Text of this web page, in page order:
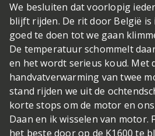
We besluiten dat voorlopig
blijft rijden. De rit door België
goed te doen tot we gaan
De temperatuur schommelt
en het wordt serieus koud. Met
handvatverwarming van twee
stand rijden we uit de
korte stops om de motor en
Daan en ik wisselen van
het beste door op de K1600 te